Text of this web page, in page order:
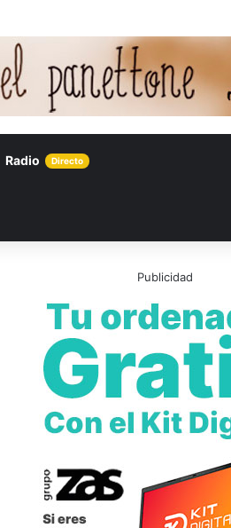
Radio Directo
Publicidad